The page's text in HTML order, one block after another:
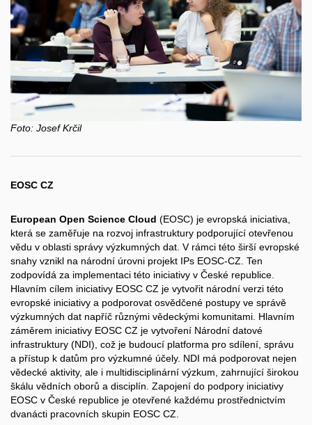
Foto: Josef Krčil
EOSC CZ
European Open Science Cloud (EOSC) je evropská iniciativa,
která se zaměřuje na rozvoj infrastruktury podporující otevřenou
vědu v oblasti správy výzkumných dat. V rámci této širší evropské
snahy vznikl na národní úrovni projekt IPs EOSC-CZ. Ten
zodpovídá za implementaci této iniciativy v České republice.
Hlavním cílem iniciativy EOSC CZ je vytvořit národní verzi této
evropské iniciativy a podporovat osvědčené postupy ve správě
výzkumných dat napříč různými vědeckými komunitami. Hlavním
záměrem iniciativy EOSC CZ je vytvoření Národní datové
infrastruktury (NDI), což je budoucí platforma pro sdílení, správu
a přístup k datům pro výzkumné účely. NDI má podporovat nejen
vědecké aktivity, ale i multidisciplinární výzkum, zahrnující širokou
škálu vědních oborů a disciplín. Zapojení do podpory iniciativy
EOSC v České republice je otevřené každému prostřednictvím
dvanácti pracovních skupin EOSC CZ.